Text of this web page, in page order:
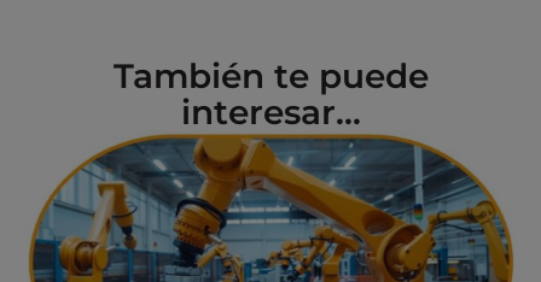
También te puede
interesar...